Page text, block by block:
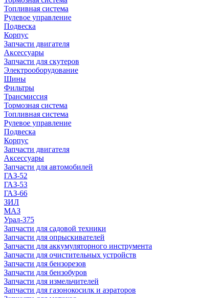
Топливная система
Рулевое управление
Подвеска
Корпус
Запчасти двигателя
Аксессуары
Запчасти для скутеров
Электрооборудование
Шины
Фильтры
Трансмиссия
Тормозная система
Топливная система
Рулевое управление
Подвеска
Корпус
Запчасти двигателя
Аксессуары
Запчасти для автомобилей
ГАЗ-52
ГАЗ-53
ГАЗ-66
ЗИЛ
МАЗ
Урал-375
Запчасти для садовой техники
Запчасти для опрыскивателей
Запчасти для аккумуляторного инструмента
Запчасти для очистительных устройств
Запчасти для бензорезов
Запчасти для бензобуров
Запчасти для измельчителей
Запчасти для газонокосилк и аэраторов